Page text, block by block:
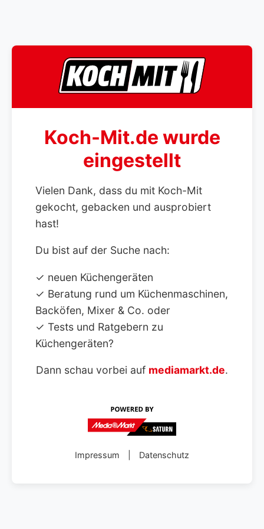
Koch-Mit.de wurde
eingestellt
Vielen Dank, dass du mit Koch-Mit
gekocht, gebacken und ausprobiert
hast!
Du bist auf der Suche nach:
✓ neuen Küchengeräten
✓ Beratung rund um Küchenmaschinen,
Backöfen, Mixer & Co. oder
✓ Tests und Ratgebern zu
Küchengeräten?
Dann schau vorbei auf mediamarkt.de.
Impressum Datenschutz